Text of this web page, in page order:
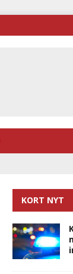
KORT NYT